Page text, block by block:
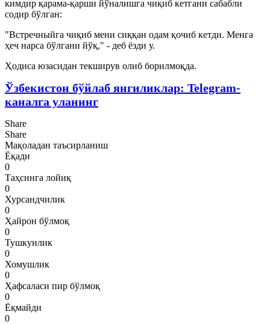
кимдир қарама-қарши йўналишга чиқиб кетгани сабабли
содир бўлган:
"Встречныйга чиқиб мени сиққан одам қочиб кетди. Менга
ҳеч нарса бўлгани йўқ," - деб ёзди у.
Ҳодиса юзасидан текширув олиб борилмоқда.
Ўзбекистон бўйлаб янгиликлар: Telegram-
каналга уланинг
Share
Share
Мақоладан таъсирланиш
Ёқади
0
Таҳсинга лойиқ
0
Хурсандчилик
0
Ҳайрон бўлмоқ
0
Тушкунлик
0
Хомушлик
0
Ҳафсаласи пир бўлмоқ
0
Ёқмайди
0